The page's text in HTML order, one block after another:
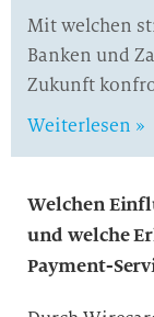
Mit welchen
Banken und
Zukunft
Weiterlesen »
Welchen
und welche
Payment-